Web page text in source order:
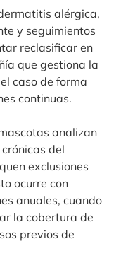
alérgica,
y seguimientos
reclasificar en
que gestiona la
caso de forma
continuas.
analizan
del
exclusiones
ocurre con
anuales, cuando
la cobertura de
previos de